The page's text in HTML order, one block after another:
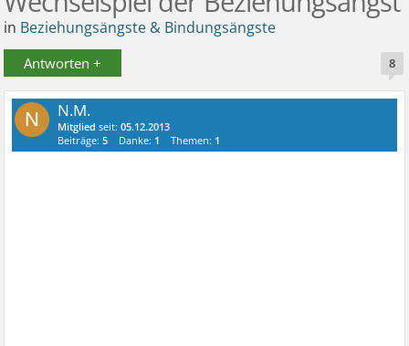
in Beziehungsängste & Bindungsängste
Antworten + 8
N N.M.
Mitglied seit:05.12.2013
Beiträge:5 Danke: 1 Themen: 1